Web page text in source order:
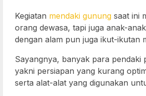
Kegiatan mendaki gunung saat ini
orang dewasa, tapi juga anak-
dengan alam pun juga ikut-ikutan
Sayangnya, banyak para pendaki
yakni persiapan yang kurang
serta alat-alat yang digunakan